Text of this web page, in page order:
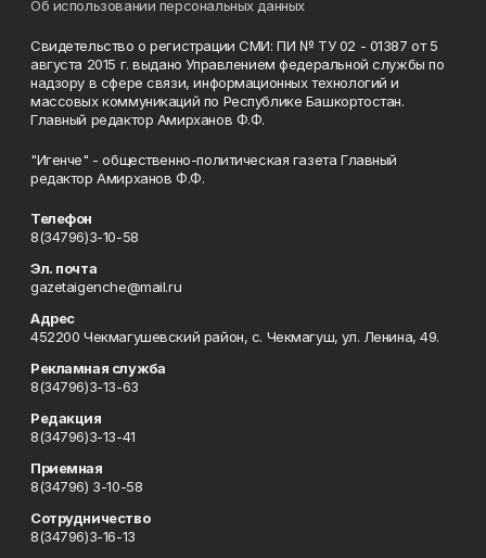
Об использовании персональных данных
Свидетельство о регистрации СМИ: ПИ № ТУ 02 - 01387 от 5
августа 2015 г. выдано Управлением федеральной службы по
надзору в сфере связи, информационных технологий и
массовых коммуникаций по Республике Башкортостан.
Главный редактор Амирханов Ф.Ф.
"Игенче" - общественно-политическая газета Главный
редактор Амирханов Ф.Ф.
Телефон
8(34796)3-10-58
Эл. почта
gazetaigenche@mail.ru
Адрес
452200 Чекмагушевский район, с. Чекмагуш, ул. Ленина, 49.
Рекламная служба
8(34796)3-13-63
Редакция
8(34796)3-13-41
Приемная
8(34796) 3-10-58
Сотрудничество
8(34796)3-16-13